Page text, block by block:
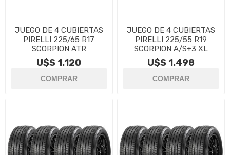
JUEGO DE 4 CUBIERTAS
PIRELLI 225/65 R17
SCORPION ATR
U$S 1.120
JUEGO DE 4 CUBIERTAS
PIRELLI 225/55 R19
SCORPION A/S+3 XL
U$S 1.498